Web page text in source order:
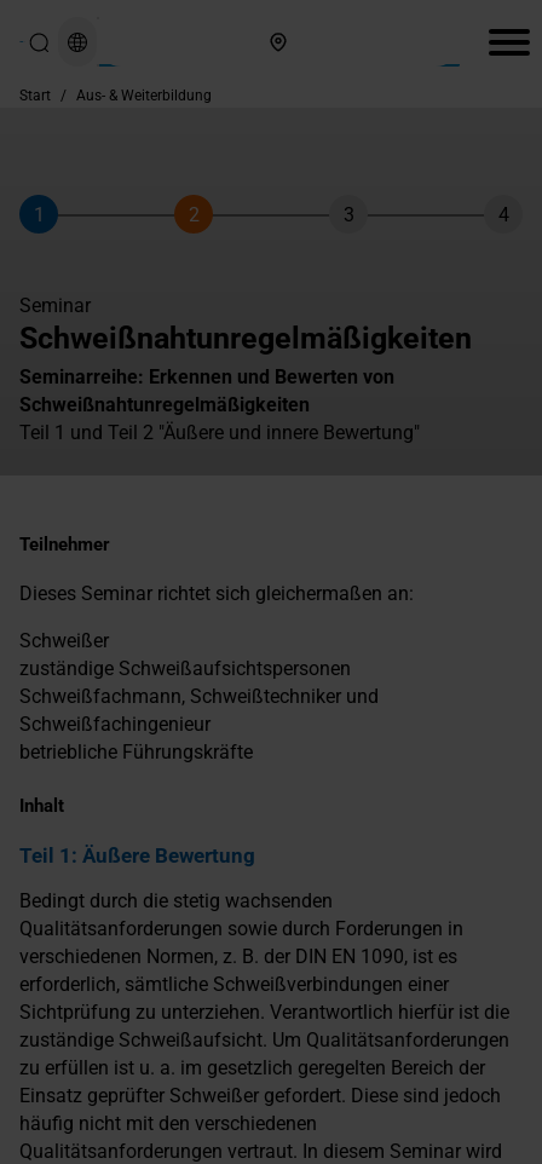
Start / Aus- & Weiterbildung
Schritt
1
Schritt
2
Schritt
3 4
Seminar
Schweißnahtunregelmäßigkeiten
Seminarreihe: Erkennen und Bewerten von
Schweißnahtunregelmäßigkeiten
Teil 1 und Teil 2 "Äußere und innere Bewertung"
Teilnehmer
Dieses Seminar richtet sich gleichermaßen an:
Schweißer
zuständige Schweißaufsichtspersonen
Schweißfachmann, Schweißtechniker und
Schweißfachingenieur
betriebliche Führungskräfte
Inhalt
Teil 1: Äußere Bewertung
Bedingt durch die stetig wachsenden
Qualitätsanforderungen sowie durch Forderungen in
verschiedenen Normen, z. B. der DIN EN 1090, ist es
erforderlich, sämtliche Schweißverbindungen einer
Sichtprüfung zu unterziehen. Verantwortlich hierfür ist die
zuständige Schweißaufsicht. Um Qualitätsanforderungen
zu erfüllen ist u. a. im gesetzlich geregelten Bereich der
Einsatz geprüfter Schweißer gefordert. Diese sind jedoch
häufig nicht mit den verschiedenen
Qualitätsanforderungen vertraut. In diesem Seminar wird